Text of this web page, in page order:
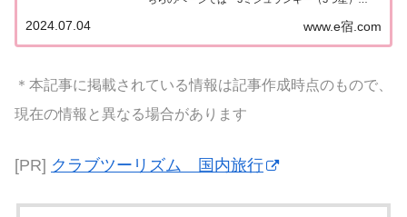
覧にまとめました。ミシュランガイド2024『3ミシ
ュランキー（3つ星）』の宿泊施設ミシュラ...
www.e宿.com
2024.07.04
＊本記事に掲載されている情報は記事作成時点のもので、
現在の情報と異なる場合があります
[PR] クラブツーリズム 国内旅行